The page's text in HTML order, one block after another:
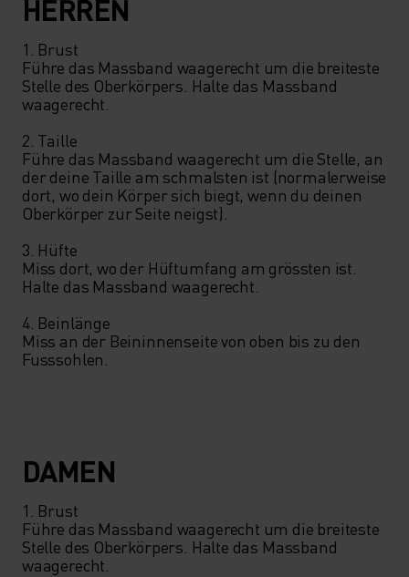
HERREN
1. Brust
Führe das Massband waagerecht um die breiteste
Stelle des Oberkörpers. Halte das Massband
waagerecht.
2. Taille
Führe das Massband waagerecht um die Stelle, an
der deine Taille am schmalsten ist (normalerweise
dort, wo dein Körper sich biegt, wenn du deinen
Oberkörper zur Seite neigst).
3. Hüfte
Miss dort, wo der Hüftumfang am grössten ist.
Halte das Massband waagerecht.
4. Beinlänge
Miss an der Beininnenseite von oben bis zu den
Fusssohlen.
DAMEN
1. Brust
Führe das Massband waagerecht um die breiteste
Stelle des Oberkörpers. Halte das Massband
waagerecht.